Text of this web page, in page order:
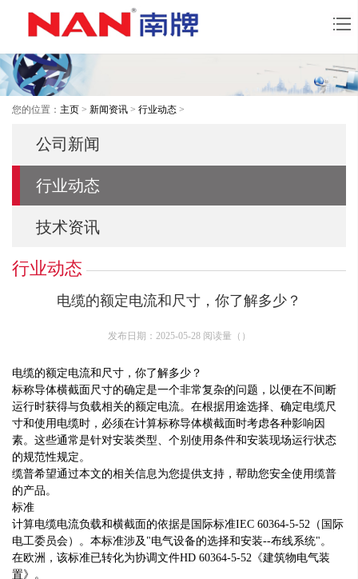
您的位置： 主页 > 新闻资讯 > 行业动态 >
公司新闻
行业动态
技术资讯
行业动态
电缆的额定电流和尺寸，你了解多少？
发布日期：2025-05-28 阅读量（ ）
电缆的额定电流和尺寸，你了解多少？
标称导体横截面尺寸的确定是一个非常复杂的问题，以便在不间断
运行时获得与负载相关的额定电流。在根据用途选择、确定电缆尺
寸和使用电缆时，必须在计算标称导体横截面时考虑各种影响因
素。这些通常是针对安装类型、个别使用条件和安装现场运行状态
的规范性规定。
缆普希望通过本文的相关信息为您提供支持，帮助您安全使用缆普
的产品。
标准
计算电缆电流负载和横截面的依据是国际标准IEC 60364-5-52（国际
电工委员会）。本标准涉及"电气设备的选择和安装--布线系统"。
在欧洲，该标准已转化为协调文件HD 60364-5-52《建筑物电气装
置》。